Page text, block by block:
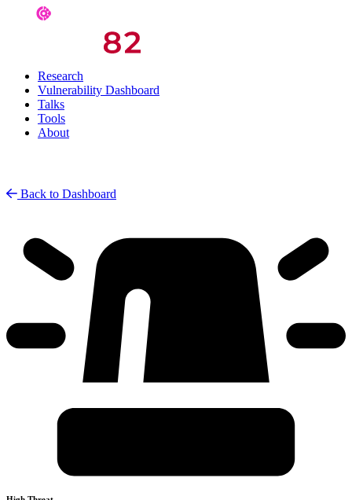
Research
Vulnerability Dashboard
Talks
Tools
About
Back to Dashboard